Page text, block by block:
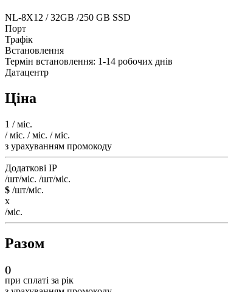
NL-8X12 / 32GB /250 GB SSD
Порт
Трафік
Встановлення
Термін встановлення: 1-14 робочих днів
Датацентр
Ціна
1 / міс.
/ міс. / міс. / міс.
з урахуванням промокоду
Додаткові IP
/шт/міс. /шт/міс.
$ /шт/міс.
x
/міс.
Разом
()
при сплаті за рік